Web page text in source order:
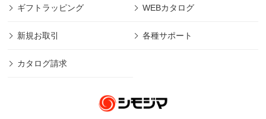
ギフトラッピング WEBカタログ
新規お取引 各種サポート
カタログ請求